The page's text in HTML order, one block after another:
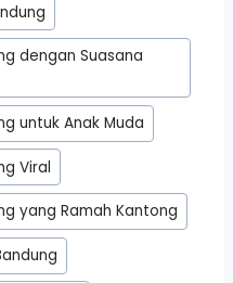
dengan Suasana
untuk Anak Muda
Viral
yang Ramah Kantong